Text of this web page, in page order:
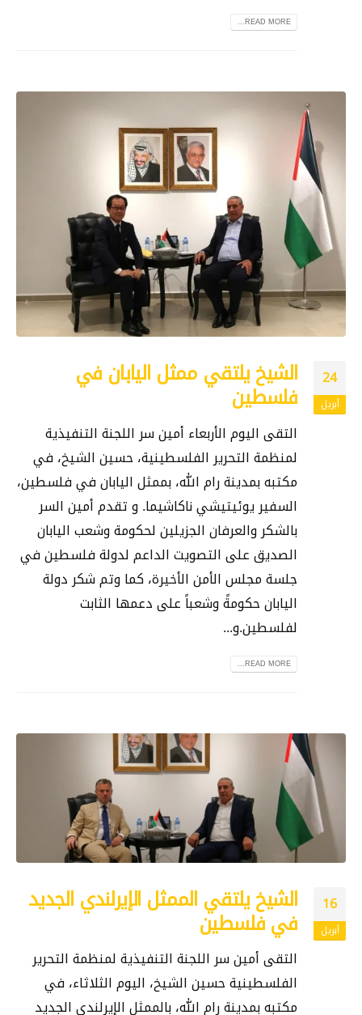
READ MORE...
24
أبريل
الشيخ يلتقي ممثل اليابان في
فلسطين
التقى اليوم الأربعاء أمين سر اللجنة التنفيذية
لمنظمة التحرير الفلسطينية، حسين الشيخ، في
مكتبه بمدينة رام الله، بممثل اليابان في فلسطين،
السفير يوئيتيشي ناكاشيما. و تقدم أمين السر
بالشكر والعرفان الجزيلين لحكومة وشعب اليابان
الصديق على التصويت الداعم لدولة فلسطين في
جلسة مجلس الأمن الأخيرة، كما وتم شكر دولة
اليابان حكومةً وشعباً على دعمها الثابت
لفلسطين.و...
READ MORE...
16
أبريل
الشيخ يلتقي الممثل الإيرلندي الجديد
في فلسطين
التقى أمين سر اللجنة التنفيذية لمنظمة التحرير
الفلسطينية حسين الشيخ، اليوم الثلاثاء، في
مكتبه بمدينة رام الله، بالممثل الإيرلندي الجديد